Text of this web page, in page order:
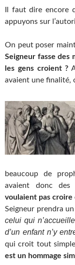
Il faut dire encore
appuyons sur
On peut poser
Seigneur fasse des
les gens croient ?
avaient une finalité,
beaucoup de
avaient donc des
voulaient pas croire
Seigneur prendra
celui qui
d’un enfant n’y
qui croit tout
est un hommage